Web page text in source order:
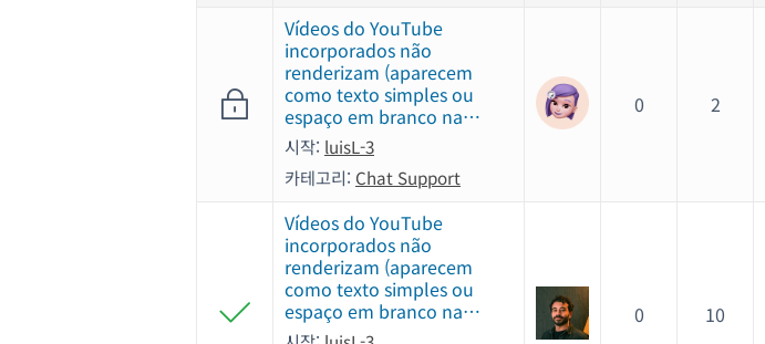
Vídeos do YouTube
incorporados não
renderizam (aparecem
como texto simples ou
espaço em branco na…
시작: luisL-3
카테고리: Chat Support
0 2
Vídeos do YouTube
incorporados não
renderizam (aparecem
como texto simples ou
espaço em branco na…
0 10